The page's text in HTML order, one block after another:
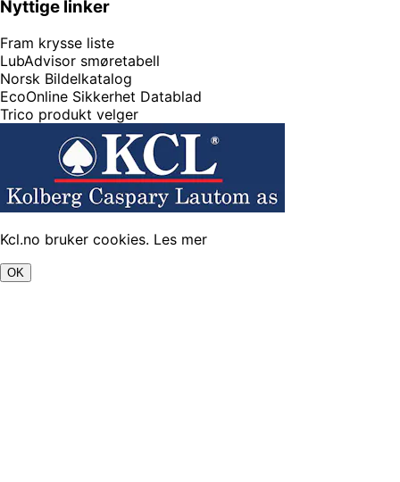
Nyttige linker
Fram krysse liste
LubAdvisor smøretabell
Norsk Bildelkatalog
EcoOnline Sikkerhet Datablad
Trico produkt velger
Kcl.no bruker cookies. Les mer
OK